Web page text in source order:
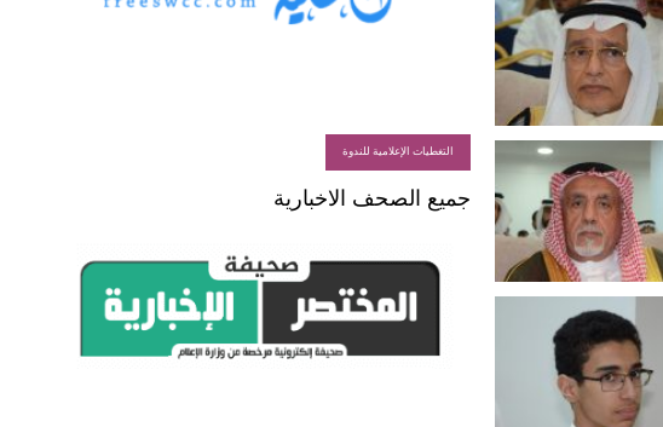
التغطيات الإعلامية للندوة
جميع الصحف الاخبارية